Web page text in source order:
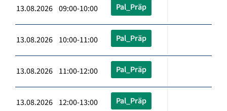
13.08.2026 09:00-10:00 Pal_Präp
13.08.2026 10:00-11:00 Pal_Präp
13.08.2026 11:00-12:00 Pal_Präp
13.08.2026 12:00-13:00 Pal_Präp